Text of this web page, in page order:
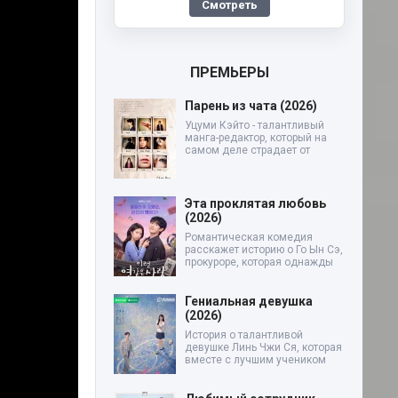
Смотреть
ПРЕМЬЕРЫ
Парень из чата (2026)
Уцуми Кэйто - талантливый
манга-редактор, который на
самом деле страдает от
Эта проклятая любовь
(2026)
Романтическая комедия
расскажет историю о Го Ын Сэ,
прокуроре, которая однажды
Гениальная девушка
(2026)
История о талантливой
девушке Линь Чжи Ся, которая
вместе с лучшим учеником